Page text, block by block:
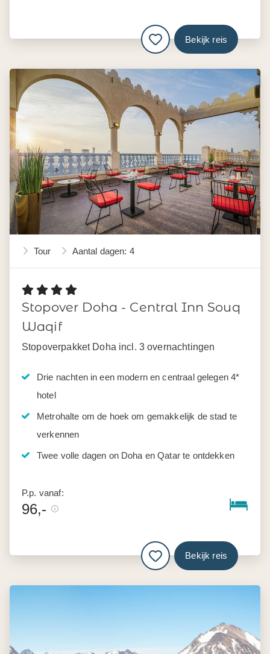
Bekijk reis
Tour Aantal dagen: 4
Stopover Doha - Central Inn Souq
Waqif
Stopoverpakket Doha incl. 3 overnachtingen
Drie nachten in een modern en centraal gelegen 4*
hotel
Metrohalte om de hoek om gemakkelijk de stad te
verkennen
Twee volle dagen on Doha en Qatar te ontdekken
P.p. vanaf:
96,-
Bekijk reis